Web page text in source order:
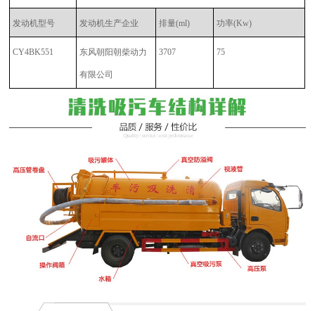
发动机型号 发动机生产企业 排量(ml) 功率(Kw)
CY4BK551 东风朝阳朝柴动力
有限公司
3707 75